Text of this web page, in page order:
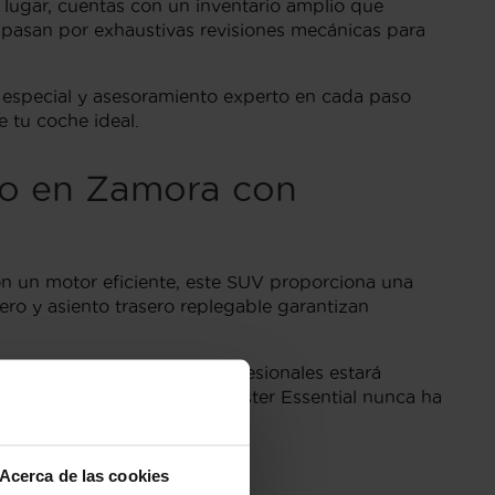
Acerca de las cookies
cuentas con un inventario amplio que
por exhaustivas revisiones mecánicas para
y asesoramiento experto en cada paso
tu coche ideal.
en Zamora con
un motor eficiente, este SUV proporciona una
y asiento trasero replegable garantizan
Nuestro equipo de profesionales estará
encontrar tu Dacia Duster Essential nunca ha